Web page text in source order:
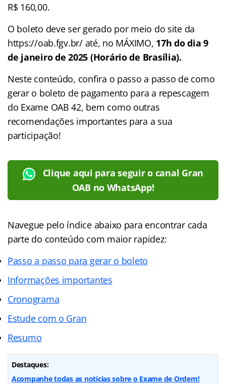
R$ 160,00.
O boleto deve ser gerado por meio do site da
https://oab.fgv.br/ até, no MÁXIMO, 17h do dia 9
de janeiro de 2025 (Horário de Brasília).
Neste conteúdo, confira o passo a passo de como
gerar o boleto de pagamento para a repescagem
do Exame OAB 42, bem como outras
recomendações importantes para a sua
participação!
Clique aqui para seguir o canal Gran
OAB no WhatsApp!
Navegue pelo índice abaixo para encontrar cada
parte do conteúdo com maior rapidez:
Passo a passo para gerar o boleto
Informações importantes
Cronograma
Estude com o Gran
Resumo
Destaques:
Acompanhe todas as notícias sobre o Exame de Ordem!